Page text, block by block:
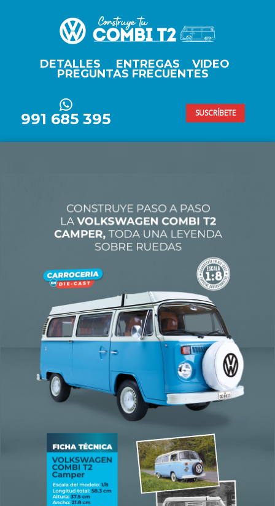
Salvat - Volkswagen
DETALLES ENTREGAS VIDEO
PREGUNTAS FRECUENTES
991 685 395 SUSCRÍBETE